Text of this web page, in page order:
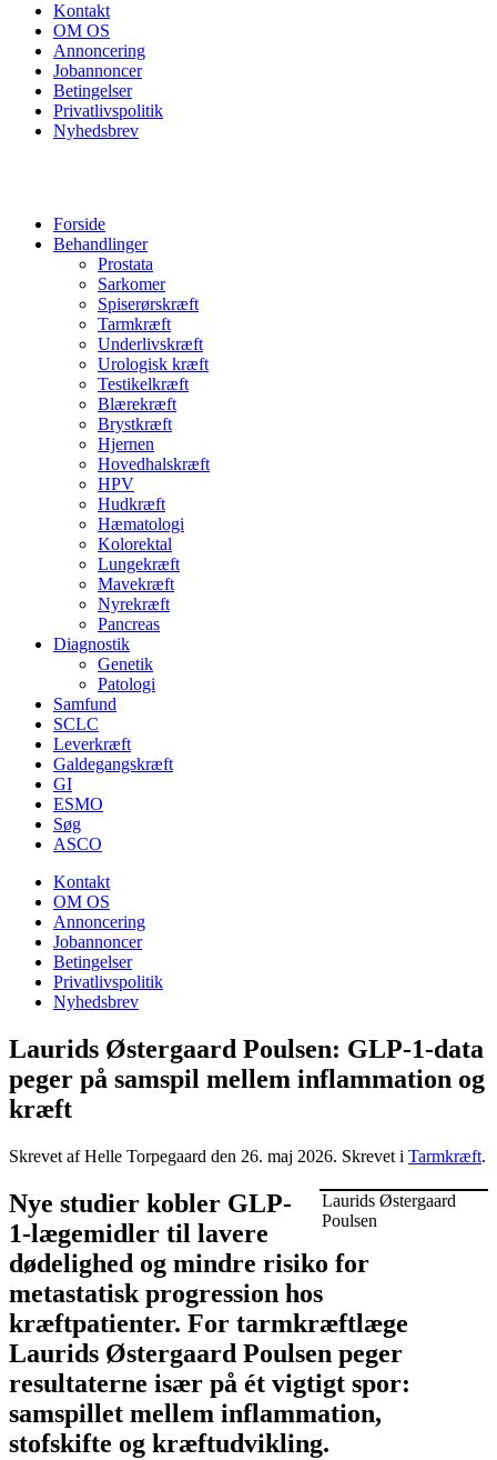
Kontakt
OM OS
Annoncering
Jobannoncer
Betingelser
Privatlivspolitik
Nyhedsbrev
Forside
Behandlinger
Prostata
Sarkomer
Spiserørskræft
Tarmkræft
Underlivskræft
Urologisk kræft
Testikelkræft
Blærekræft
Brystkræft
Hjernen
Hovedhalskræft
HPV
Hudkræft
Hæmatologi
Kolorektal
Lungekræft
Mavekræft
Nyrekræft
Pancreas
Diagnostik
Genetik
Patologi
Samfund
SCLC
Leverkræft
Galdegangskræft
GI
ESMO
Søg
ASCO
Kontakt
OM OS
Annoncering
Jobannoncer
Betingelser
Privatlivspolitik
Nyhedsbrev
Laurids Østergaard Poulsen: GLP-1-data
peger på samspil mellem inflammation og
kræft
Skrevet af Helle Torpegaard den 26. maj 2026. Skrevet i Tarmkræft.
Laurids Østergaard
Poulsen
Nye studier kobler GLP-
1-lægemidler til lavere
dødelighed og mindre risiko for
metastatisk progression hos
kræftpatienter. For tarmkræftlæge
Laurids Østergaard Poulsen peger
resultaterne især på ét vigtigt spor:
samspillet mellem inflammation,
stofskifte og kræftudvikling.